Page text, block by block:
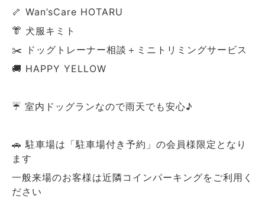
🦴 Wan’sCare HOTARU
👘 犬服キミト
✂️ ドッグトレーナー相談＋ミニトリミングサービス
🚚 HAPPY YELLOW
☔️ 室内ドッグランなので雨天でも安心♪
🚗 駐車場は「駐車場付き予約」の会員様限定となり
ます
一般来場のお客様は近隣コインパーキングをご利用く
ださい